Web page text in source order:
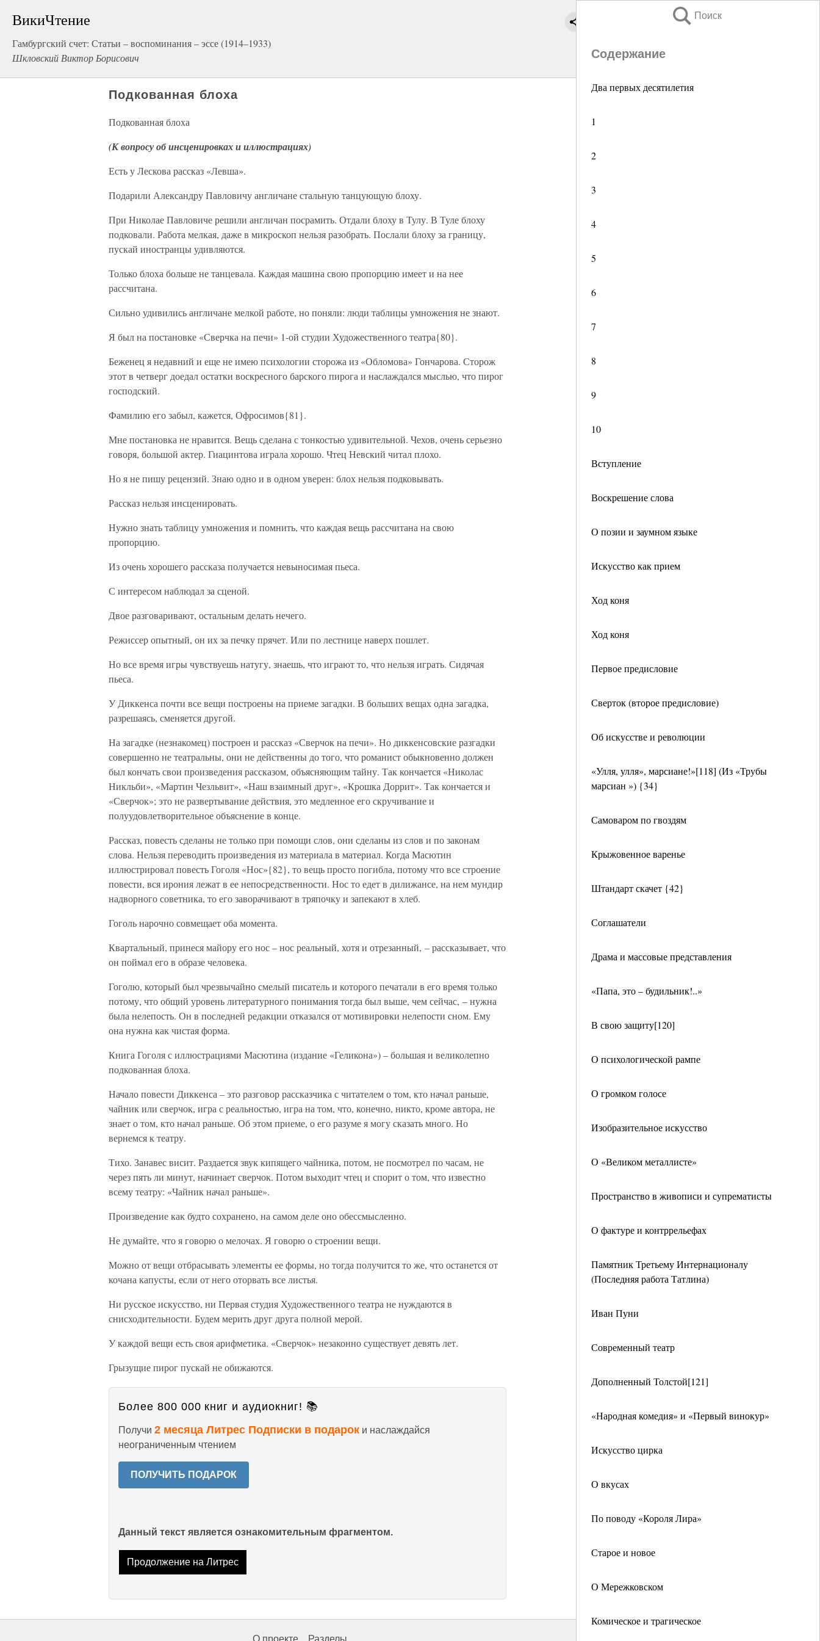
ВикиЧтение
Гамбургский счет: Статьи – воспоминания – эссе (1914–1933)
Шкловский Виктор Борисович
Поиск
Содержание
Два первых десятилетия
1
2
3
4
5
6
7
8
9
10
Вступление
Воскрешение слова
О позии и заумном языке
Искусство как прием
Ход коня
Ход коня
Первое предисловие
Сверток (второе предисловие)
Об искусстве и революции
«Улля, улля», марсиане!»[118] (Из «Трубы
марсиан ») {34}
Самоваром по гвоздям
Крыжовенное варенье
Штандарт скачет {42}
Соглашатели
Драма и массовые представления
«Папа, это – будильник!..»
В свою защиту[120]
О психологической рампе
О громком голосе
Изобразительное искусство
О «Великом металлисте»
Пространство в живописи и супрематисты
О фактуре и контррельефах
Памятник Третьему Интернационалу
(Последняя работа Татлина)
Иван Пуни
Современный театр
Дополненный Толстой[121]
«Народная комедия» и «Первый винокур»
Искусство цирка
О вкусах
По поводу «Короля Лира»
Старое и новое
О Мережковском
Комическое и трагическое
Подкованная блоха
Подкованная блоха
(К вопросу об инсценировках и иллюстрациях)
Есть у Лескова рассказ «Левша».
Подарили Александру Павловичу англичане стальную танцующую блоху.
При Николае Павловиче решили англичан посрамить. Отдали блоху в Тулу. В Туле блоху
подковали. Работа мелкая, даже в микроскоп нельзя разобрать. Послали блоху за границу,
пускай иностранцы удивляются.
Только блоха больше не танцевала. Каждая машина свою пропорцию имеет и на нее
рассчитана.
Сильно удивились англичане мелкой работе, но поняли: люди таблицы умножения не знают.
Я был на постановке «Сверчка на печи» 1-ой студии Художественного театра{80}.
Беженец я недавний и еще не имею психологии сторожа из «Обломова» Гончарова. Сторож
этот в четверг доедал остатки воскресного барского пирога и наслаждался мыслью, что пирог
господский.
Фамилию его забыл, кажется, Офросимов{81}.
Мне постановка не нравится. Вещь сделана с тонкостью удивительной. Чехов, очень серьезно
говоря, большой актер. Гиацинтова играла хорошо. Чтец Невский читал плохо.
Но я не пишу рецензий. Знаю одно и в одном уверен: блох нельзя подковывать.
Рассказ нельзя инсценировать.
Нужно знать таблицу умножения и помнить, что каждая вещь рассчитана на свою
пропорцию.
Из очень хорошего рассказа получается невыносимая пьеса.
С интересом наблюдал за сценой.
Двое разговаривают, остальным делать нечего.
Режиссер опытный, он их за печку прячет. Или по лестнице наверх пошлет.
Но все время игры чувствуешь натугу, знаешь, что играют то, что нельзя играть. Сидячая
пьеса.
У Диккенса почти все вещи построены на приеме загадки. В больших вещах одна загадка,
разрешаясь, сменяется другой.
На загадке (незнакомец) построен и рассказ «Сверчок на печи». Но диккенсовские разгадки
совершенно не театральны, они не действенны до того, что романист обыкновенно должен
был кончать свои произведения рассказом, объясняющим тайну. Так кончается «Николас
Никльби», «Мартин Чезльвит», «Наш взаимный друг», «Крошка Доррит». Так кончается и
«Сверчок»; это не развертывание действия, это медленное его скручивание и
полуудовлетворительное объяснение в конце.
Рассказ, повесть сделаны не только при помощи слов, они сделаны из слов и по законам
слова. Нельзя переводить произведения из материала в материал. Когда Масютин
иллюстрировал повесть Гоголя «Нос»{82}, то вещь просто погибла, потому что все строение
повести, вся ирония лежат в ее непосредственности. Нос то едет в дилижансе, на нем мундир
надворного советника, то его заворачивают в тряпочку и запекают в хлеб.
Гоголь нарочно совмещает оба момента.
Квартальный, принеся майору его нос – нос реальный, хотя и отрезанный, – рассказывает, что
он поймал его в образе человека.
Гоголю, который был чрезвычайно смелый писатель и которого печатали в его время только
потому, что общий уровень литературного понимания тогда был выше, чем сейчас, – нужна
была нелепость. Он в последней редакции отказался от мотивировки нелепости сном. Ему
она нужна как чистая форма.
Книга Гоголя с иллюстрациями Масютина (издание «Геликона») – большая и великолепно
подкованная блоха.
Начало повести Диккенса – это разговор рассказчика с читателем о том, кто начал раньше,
чайник или сверчок, игра с реальностью, игра на том, что, конечно, никто, кроме автора, не
знает о том, кто начал раньше. Об этом приеме, о его разуме я могу сказать много. Но
вернемся к театру.
Тихо. Занавес висит. Раздается звук кипящего чайника, потом, не посмотрел по часам, не
через пять ли минут, начинает сверчок. Потом выходит чтец и спорит о том, что известно
всему театру: «Чайник начал раньше».
Произведение как будто сохранено, на самом деле оно обессмысленно.
Не думайте, что я говорю о мелочах. Я говорю о строении вещи.
Можно от вещи отбрасывать элементы ее формы, но тогда получится то же, что останется от
кочана капусты, если от него оторвать все листья.
Ни русское искусство, ни Первая студия Художественного театра не нуждаются в
снисходительности. Будем мерить друг друга полной мерой.
У каждой вещи есть своя арифметика. «Сверчок» незаконно существует девять лет.
Грызущие пирог пускай не обижаются.
Более 800 000 книг и аудиокниг! 📚
Получи 2 месяца Литрес Подписки в подарок и наслаждайся
неограниченным чтением
ПОЛУЧИТЬ ПОДАРОК
Данный текст является ознакомительным фрагментом.
Продолжение на Литрес